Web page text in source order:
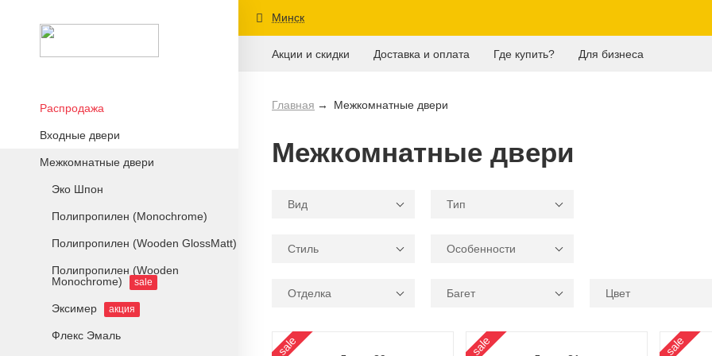
Распродажа
Входные двери
Межкомнатные двери
Эко Шпон
Полипропилен (Monochrome)
Полипропилен (Wooden GlossMatt)
Полипропилен (Wooden
Monochrome)
sale
Эксимер акция
Флекс Эмаль
Минск
Акции и скидки Доставка и оплата Где купить? Для бизнеса
Главная Межкомнатные двери
Межкомнатные двери
Вид Тип
Стиль Особенности
Отделка Багет Цвет
sale sale sale